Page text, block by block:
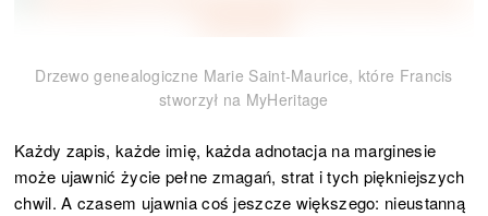
Drzewo genealogiczne Marie Saint-Maurice, które Francis
stworzył na MyHeritage
Każdy zapis, każde imię, każda adnotacja na marginesie
może ujawnić życie pełne zmagań, strat i tych piękniejszych
chwil. A czasem ujawnia coś jeszcze większego: nieustanną